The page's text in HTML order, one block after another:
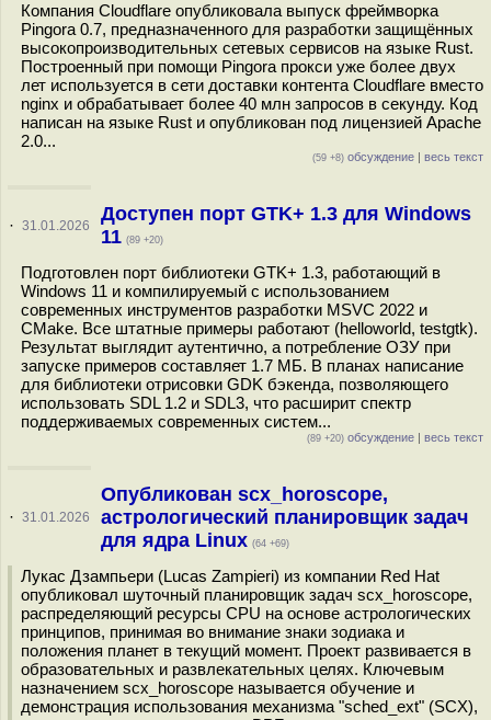
Компания Cloudflare опубликовала выпуск фреймворка
Pingora 0.7, предназначенного для разработки защищённых
высокопроизводительных сетевых сервисов на языке Rust.
Построенный при помощи Pingora прокси уже более двух
лет используется в сети доставки контента Cloudflare вместо
nginx и обрабатывает более 40 млн запросов в секунду. Код
написан на языке Rust и опубликован под лицензией Apache
2.0...
(59 +8) обсуждение | весь текст
· 31.01.2026
Доступен порт GTK+ 1.3 для Windows
11 (89 +20)
Подготовлен порт библиотеки GTK+ 1.3, работающий в
Windows 11 и компилируемый с использованием
современных инструментов разработки MSVC 2022 и
CMake. Все штатные примеры работают (helloworld, testgtk).
Результат выглядит аутентично, а потребление ОЗУ при
запуске примеров составляет 1.7 МБ. В планах написание
для библиотеки отрисовки GDK бэкенда, позволяющего
использовать SDL 1.2 и SDL3, что расширит спектр
поддерживаемых современных систем...
(89 +20) обсуждение | весь текст
· 31.01.2026
Опубликован scx_horoscope,
астрологический планировщик задач
для ядра Linux (64 +69)
Лукас Дзампьери (Lucas Zampieri) из компании Red Hat
опубликовал шуточный планировщик задач scx_horoscope,
распределяющий ресурсы CPU на основе астрологических
принципов, принимая во внимание знаки зодиака и
положения планет в текущий момент. Проект развивается в
образовательных и развлекательных целях. Ключевым
назначением scx_horoscope называется обучение и
демонстрация использования механизма "sched_ext" (SCX),